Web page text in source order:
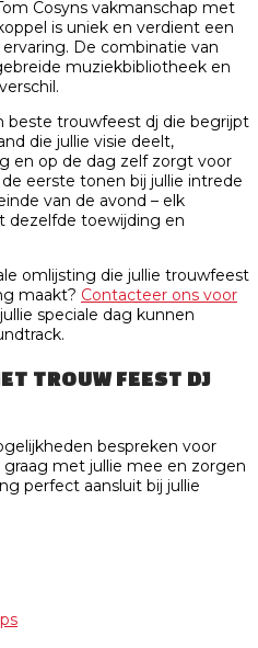
Cosyns vakmanschap met
is uniek en verdient een
De combinatie van
muziekbibliotheek en
beste trouwfeest dj die begrijpt
die jullie visie deelt,
en op de dag zelf zorgt voor
eerste tonen bij jullie intrede
van de avond – elk
toewijding en
omlijsting die jullie trouwfeest
maakt? Contacteer ons voor
speciale dag kunnen
TROUW FEEST DJ
bespreken voor
met jullie mee en zorgen
perfect aansluit bij jullie